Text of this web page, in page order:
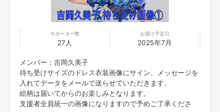
2016年12月 なんばグランド花月でワンマンライブ開催
2017年8月 2ndシングル「スカッとサマラバ☆」発売
2018年8月 3rdシングル「Dreamer」発売
2019年2月 1stアルバム「9」発売
「つぼみ大革命」に改名
2019年5月 4thシングル「走り出せ希望」発売
2019年10月 5thシングル「笑DNA」発売
ルミネtheよしもとでワンマンライブ開催
2019年12月 日本テレビ「女芸人No.1決定戦THE W2019」決勝進出
2020年3月 6thシングル「恋愛ランチ」発売
サポーター数
27人
お届け予定日
2025年7月
メンバー：吉岡久美子
待ち受けサイズのドレス衣装画像にサイン、メッセージを
入れてデータをメールで送らせていただきます。
絵柄は届いてからのお楽しみとなります。
支援者全員統一の画像になりますので予めご了承くださ